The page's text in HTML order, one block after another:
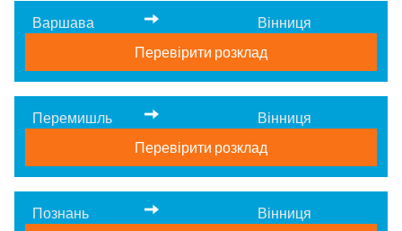
Варшава
Вінниця
Перевірити розклад
Перемишль
Вінниця
Перевірити розклад
Познань
Вінниця